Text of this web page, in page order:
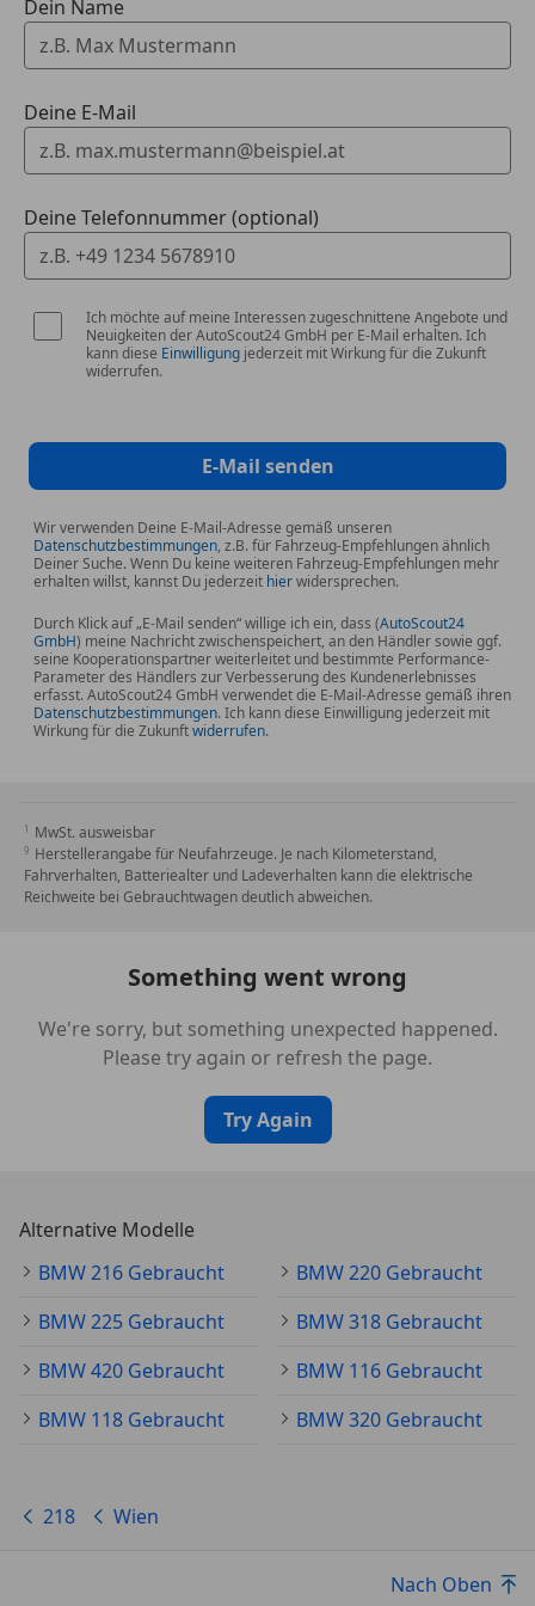
Blinkleuchte in Aussenspiegel integriert
Dynamische Bremsleuchte
Tagfahrlicht LED
Fernlichtassistent
Reifendruck-Kontrollsystem
LM-Felgen 7.5x17 (V-Speiche 479)
TECHNIK & SICHERHEIT
Airbag Fahrerseite
Airbag Beifahrerseite abschaltbar
Aussentemperaturanzeige
Intelligenter Notruf inkl. TeleServices
Isofix-Aufnahmen für Kindersitz an Rücksitz
Komfortzugang (Öffnungs- und Schliesssystem)
Kopf-Airbag-System hinten
Kopf-Airbag-System vorn
Parkbremse elektrisch
Schaltpunktanzeige
Servolenkung Servotronic
Zentralverriegelung mit Fernbedienung
EXTERIEUR
Sonnenschutzverglasung (hinten abgedunkelt)
Aussenspiegel elektr. verstellbar
Chrome-Line Exterieur
Dachreling Aluminium satiniert
Metallic-Lackierung
Auspuffanlage (1-Rohr-Anlage) mit Blende
Heckklappenbetätigung automatisch
Diebstahlsicherung für Räder (Felgenschlösser)
Modellpflege
Schadstoffarm nach Abgasnorm Euro 6
ACHTUNG! WICHTIGE HINWEISE!
Dein Name
Deine E-Mail
Deine Telefonnummer (optional)
Ich möchte auf meine Interessen zugeschnittene Angebote und
Neuigkeiten der AutoScout24 GmbH per E-Mail erhalten. Ich
kann diese Einwilligung jederzeit mit Wirkung für die Zukunft
widerrufen.
E-Mail senden
Wir verwenden Deine E-Mail-Adresse gemäß unseren
Datenschutzbestimmungen, z.B. für Fahrzeug-Empfehlungen ähnlich
Deiner Suche. Wenn Du keine weiteren Fahrzeug-Empfehlungen mehr
erhalten willst, kannst Du jederzeit hierwidersprechen.
Durch Klick auf „E-Mail senden“ willige ich ein, dass (AutoScout24
GmbH) meine Nachricht zwischenspeichert, an den Händler sowie ggf.
seine Kooperationspartner weiterleitet und bestimmte Performance-
Parameter des Händlers zur Verbesserung des Kundenerlebnisses
erfasst. AutoScout24 GmbH verwendet die E-Mail-Adresse gemäß ihren
Datenschutzbestimmungen. Ich kann diese Einwilligung jederzeit mit
Wirkung für die Zukunftwiderrufen.
MwSt. ausweisbar
Herstellerangabe für Neufahrzeuge. Je nach Kilometerstand,
Fahrverhalten, Batteriealter und Ladeverhalten kann die elektrische
Reichweite bei Gebrauchtwagen deutlich abweichen.
Something went wrong
We're sorry, but something unexpected happened.
Please try again or refresh the page.
Try Again
Alternative Modelle
BMW 216 Gebraucht
BMW 220 Gebraucht
BMW 225 Gebraucht
BMW 318 Gebraucht
BMW 420 Gebraucht
BMW 116 Gebraucht
BMW 118 Gebraucht
BMW 320 Gebraucht
218 Wien
Nach Oben